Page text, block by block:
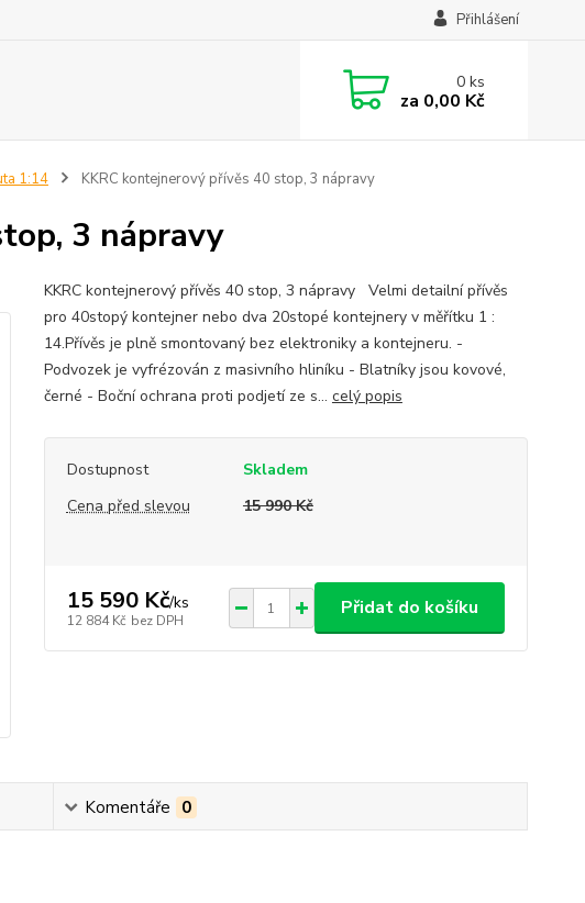
Přihlášení
0ks
za 0,00 Kč
1:14 KKRC kontejnerový přívěs 40 stop, 3 nápravy
3 nápravy
KKRC kontejnerový přívěs 40 stop, 3 nápravy Velmi detailní přívěs
pro 40stopý kontejner nebo dva 20stopé kontejnery v měřítku 1 :
14.Přívěs je plně smontovaný bez elektroniky a kontejneru. -
Podvozek je vyfrézován z masivního hliníku - Blatníky jsou kovové,
černé - Boční ochrana proti podjetí ze s... celý popis
Dostupnost
Skladem
Cena před slevou
15 990 Kč
15 590 Kč/ks
12 884 Kč bez DPH
Přidat do košíku
Komentáře 0